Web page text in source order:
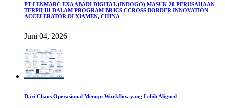
PT LENMARC EXA ABADI DIGITAL (INDOGO) MASUK 20 PERUSAHAAN
TERPILIH DALAM PROGRAM BRICS CCROSS BORDER INNOVATION
ACCELERATOR DI XIAMEN, CHINA
Juni 04, 2026
Dari Chaos Operasional Menuju Workflow yang Lebih Aligned